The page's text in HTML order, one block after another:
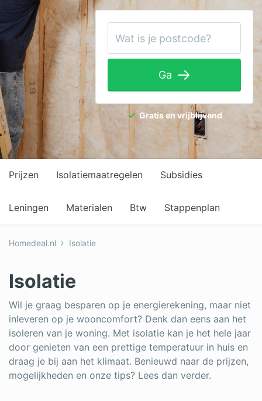
Laadpalen
Schilderwerk
Tuinaanleg
Ventilatie
Warmtepomp
Wellness
Zonnepanelen
Overige projecten
Ga
Gratis en vrijblijvend
Prijzen Isolatiemaatregelen Subsidies
Leningen Materialen Btw Stappenplan
Homedeal.nl Isolatie
Isolatie
Wil je graag besparen op je energierekening, maar niet
inleveren op je wooncomfort? Denk dan eens aan het
isoleren van je woning. Met isolatie kan je het hele jaar
door genieten van een prettige temperatuur in huis en
draag je bij aan het klimaat. Benieuwd naar de prijzen,
mogelijkheden en onze tips? Lees dan verder.